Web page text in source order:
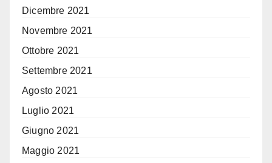
Dicembre 2021
Novembre 2021
Ottobre 2021
Settembre 2021
Agosto 2021
Luglio 2021
Giugno 2021
Maggio 2021